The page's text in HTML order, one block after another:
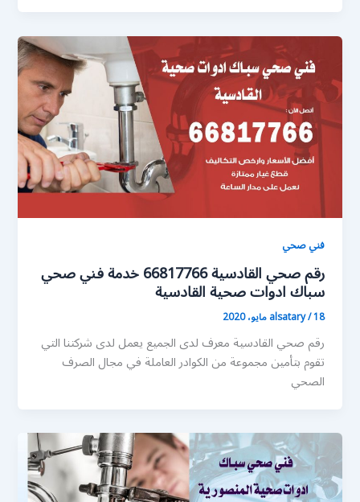
فني صحي
رقم صحي القادسية 66817766 خدمة فني صحي
سباك ادوات صحية القادسية
alsatary/18 مايو، 2020
رقم صحي القادسية معرف لدى الجميع يعمل لدى شركتنا التي
تقوم بتأمين مجموعة من الكوادر العاملة في مجال الصرف
الصحي